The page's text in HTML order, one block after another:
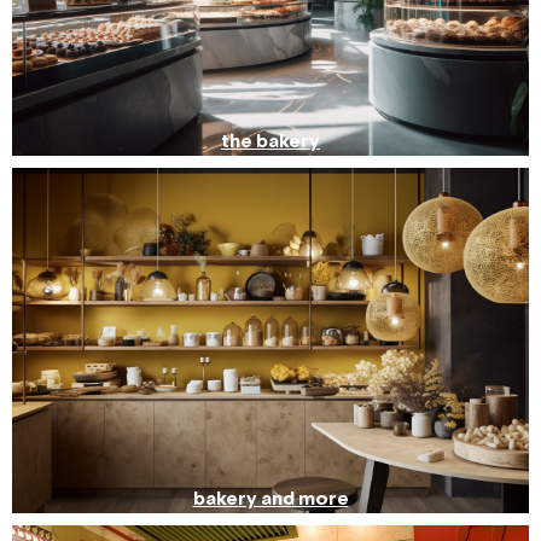
the bakery
bakery and more
חייגו וואטסאפ